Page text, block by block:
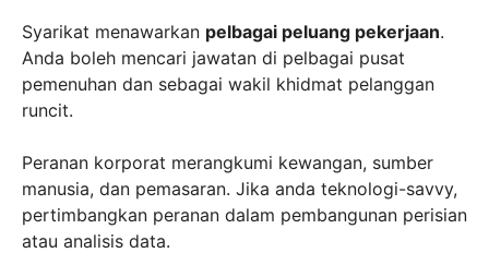
Syarikat menawarkan pelbagai peluang pekerjaan.
Anda boleh mencari jawatan di pelbagai pusat
pemenuhan dan sebagai wakil khidmat pelanggan
runcit.
Peranan korporat merangkumi kewangan, sumber
manusia, dan pemasaran. Jika anda teknologi-savvy,
pertimbangkan peranan dalam pembangunan perisian
atau analisis data.